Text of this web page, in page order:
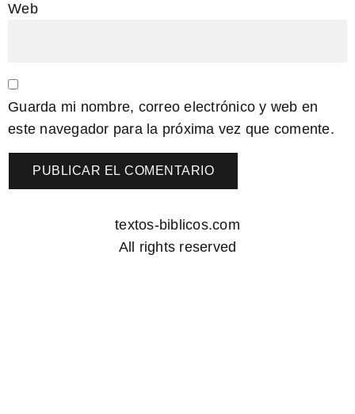
Web
Guarda mi nombre, correo electrónico y web en
este navegador para la próxima vez que comente.
textos-biblicos.com
All rights reserved